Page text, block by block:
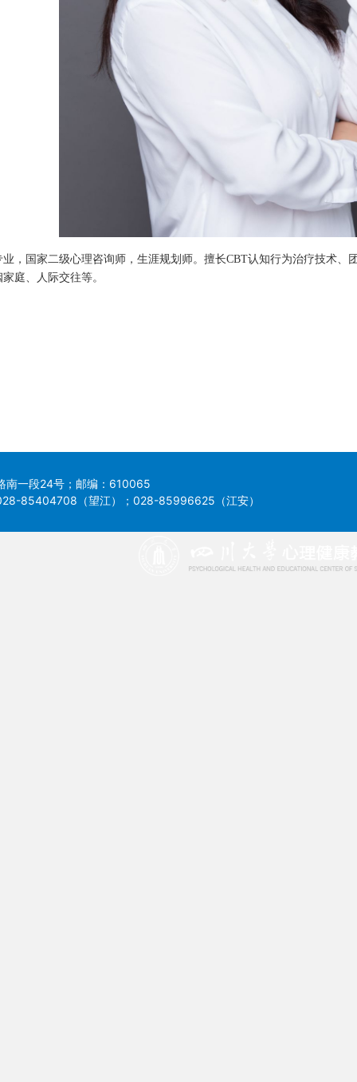
，国家二级心理咨询师，生涯规划师。擅长CBT认知行为治疗技术
庭、人际交往等。
南一段24号；邮编：610065
85404708（望江）；028-85996625（江安）